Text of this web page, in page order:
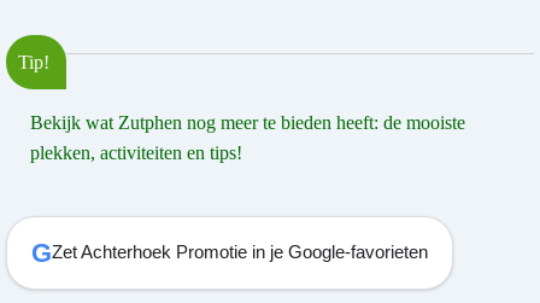
Tip!
Bekijk wat Zutphen nog meer te bieden heeft: de mooiste
plekken, activiteiten en tips!
GZet Achterhoek Promotie in je Google-favorieten